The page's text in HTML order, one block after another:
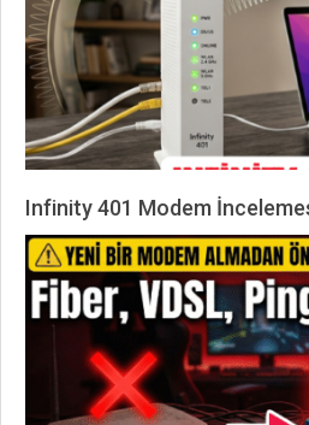
Infinity 401 Modem
2026-
06-
02